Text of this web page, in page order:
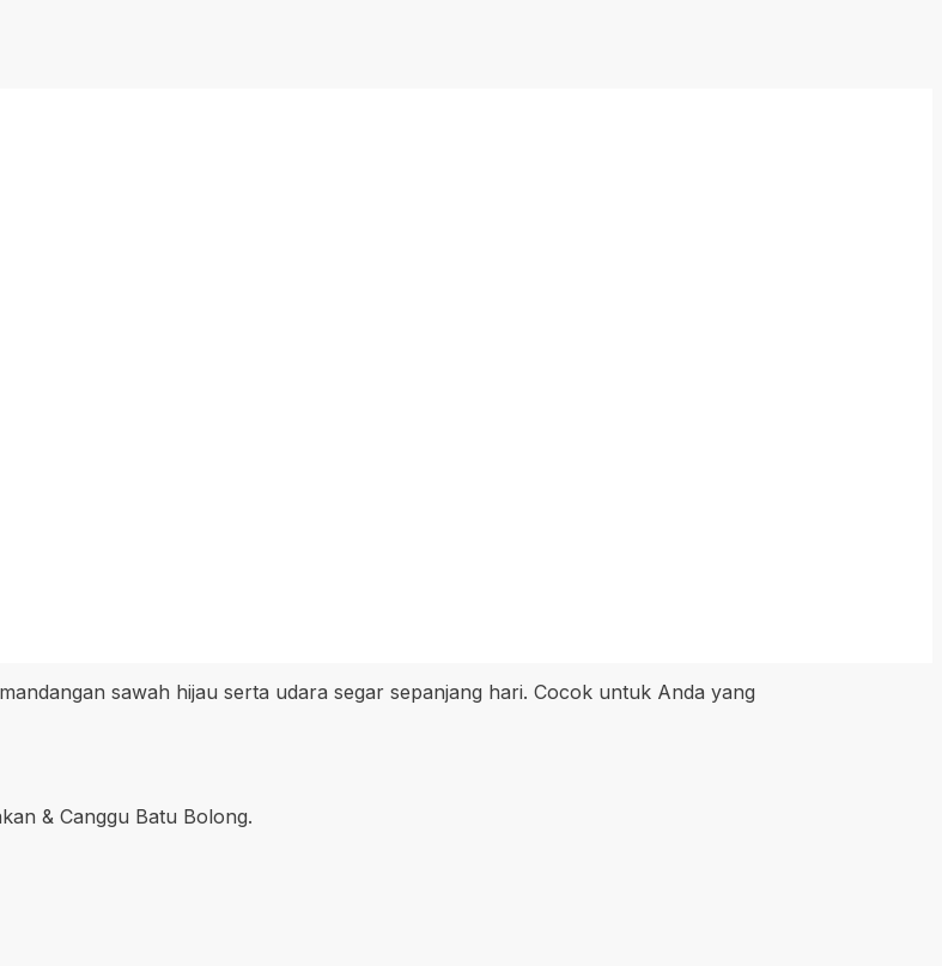
sawah hijau serta udara segar sepanjang hari. Cocok untuk Anda yang
& Canggu Batu Bolong.